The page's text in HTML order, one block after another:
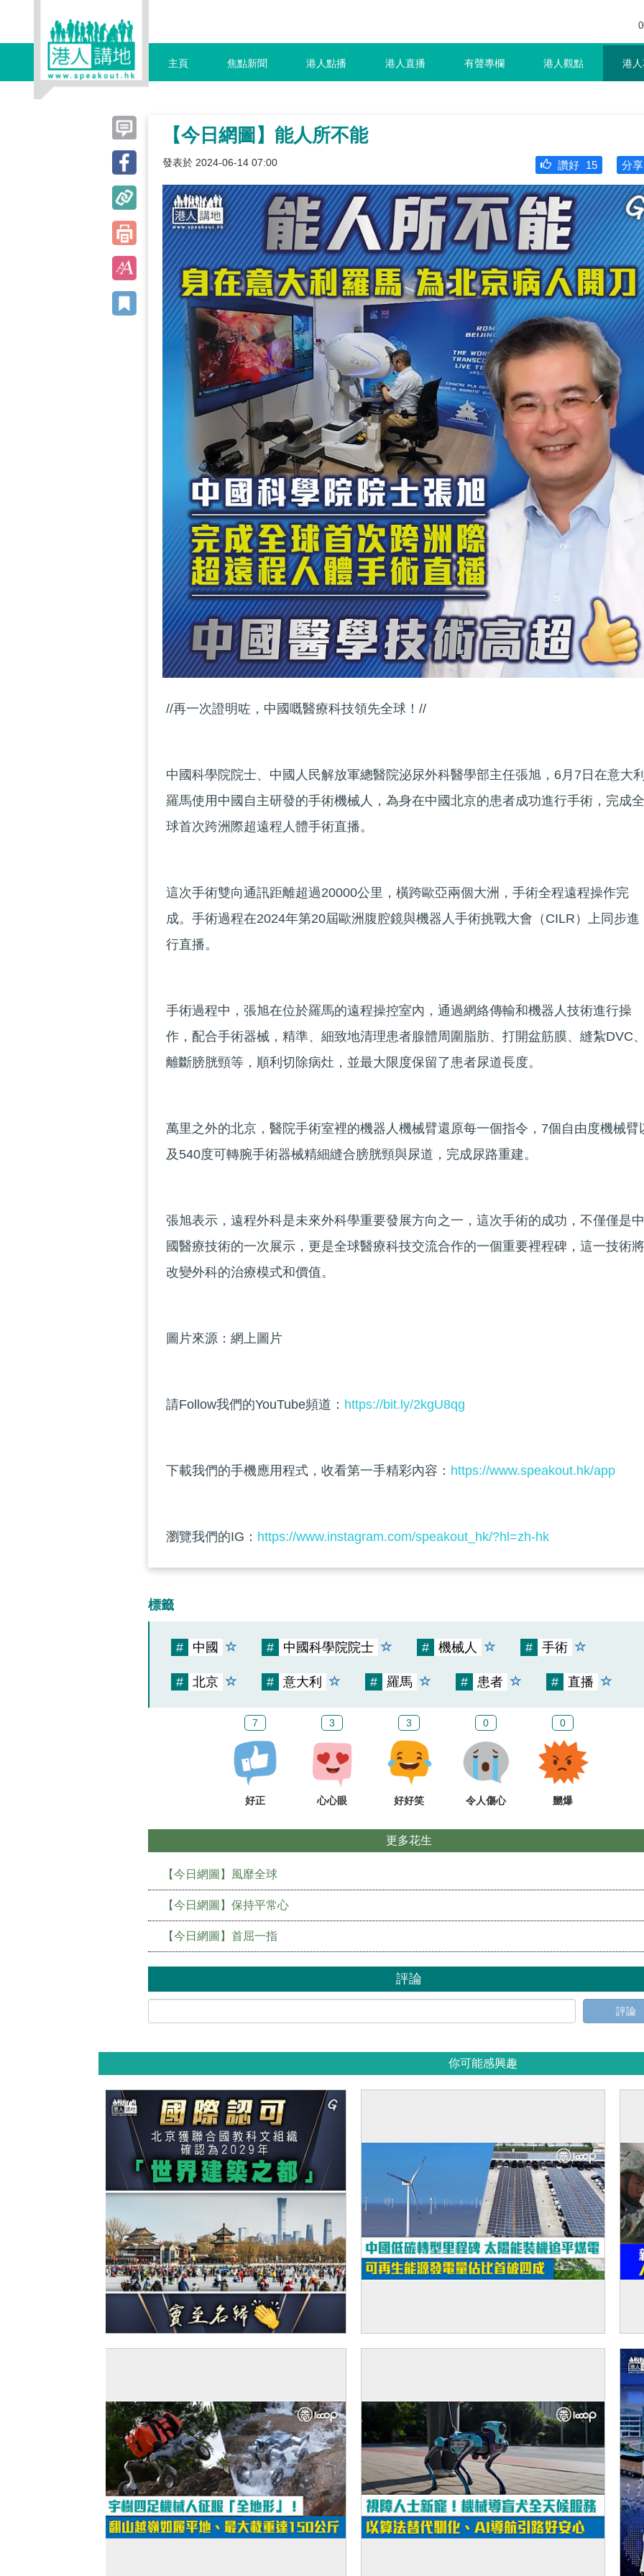
主頁 焦點新聞 港人點播 港人直播 有聲專欄 港人觀點 港
【今日網圖】能人所不能
發表於 2024-06-14 07:00 分享
讚好 15
//再一次證明咗，中國嘅醫療科技領先全球！//
中國科學院院士、中國人民解放軍總醫院泌尿外科醫學部主任張旭，6月7日在意大利
羅馬使用中國自主研發的手術機械人，為身在中國北京的患者成功進行手術，完成全
球首次跨洲際超遠程人體手術直播。
這次手術雙向通訊距離超過20000公里，橫跨歐亞兩個大洲，手術全程遠程操作完
成。手術過程在2024年第20屆歐洲腹腔鏡與機器人手術挑戰大會（CILR）上同步進
行直播。
手術過程中，張旭在位於羅馬的遠程操控室內，通過網絡傳輸和機器人技術進行操
作，配合手術器械，精準、細致地清理患者腺體周圍脂肪、打開盆筋膜、縫紮DVC、
離斷膀胱頸等，順利切除病灶，並最大限度保留了患者尿道長度。
萬里之外的北京，醫院手術室裡的機器人機械臂還原每一個指令，7個自由度機械臂
及540度可轉腕手術器械精細縫合膀胱頸與尿道，完成尿路重建。
張旭表示，遠程外科是未來外科學重要發展方向之一，這次手術的成功，不僅僅是中
國醫療技術的一次展示，更是全球醫療科技交流合作的一個重要裡程碑，這一技術將
改變外科的治療模式和價值。
圖片來源：網上圖片
請Follow我們的YouTube頻道： https://bit.ly/2kgU8qg
下載我們的手機應用程式，收看第一手精彩內容： https://www.speakout.hk/app
瀏覽我們的IG： https://www.instagram.com/speakout_hk/?hl=zh-hk
標籤
# 中國 # 中國科學院院士 # 機械人 # 手術
# 北京 # 意大利 # 羅馬 # 患者 # 直播
7
好正
3
心心眼
3
好好笑
0
令人傷心
0
嬲爆
更多花生
【今日網圖】風靡全球
【今日網圖】保持平常心
【今日網圖】首屈一指
評論
評論
你可能感興趣
筒